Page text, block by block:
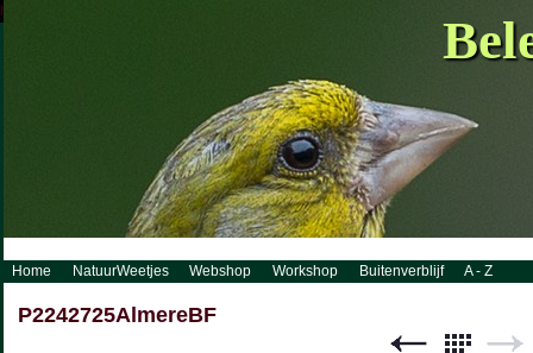
http://www.visueelconcept.nl/sitemap.xml.gz
Home NatuurWeetjes Webshop Workshop Buitenverblijf A - Z
P2242725AlmereBF